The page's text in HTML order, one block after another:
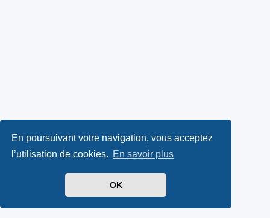
En poursuivant votre navigation, vous acceptez
l’utilisation de cookies. En savoir plus
OK